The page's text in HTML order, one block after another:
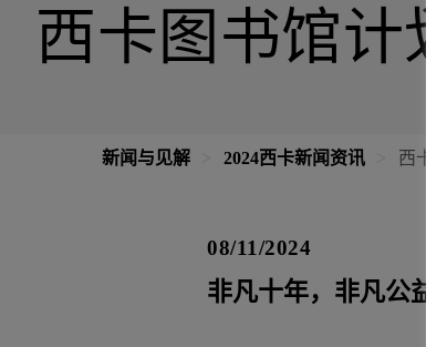
西卡图书馆计
新闻与见解 2024西卡新闻资讯 西卡
08/11/2024
非凡十年，非凡公益